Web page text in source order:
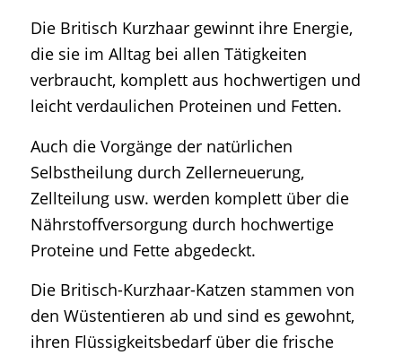
Die Britisch Kurzhaar gewinnt ihre Energie,
die sie im Alltag bei allen Tätigkeiten
verbraucht, komplett aus hochwertigen und
leicht verdaulichen Proteinen und Fetten.
Auch die Vorgänge der natürlichen
Selbstheilung durch Zellerneuerung,
Zellteilung usw. werden komplett über die
Nährstoffversorgung durch hochwertige
Proteine und Fette abgedeckt.
Die Britisch-Kurzhaar-Katzen stammen von
den Wüstentieren ab und sind es gewohnt,
ihren Flüssigkeitsbedarf über die frische